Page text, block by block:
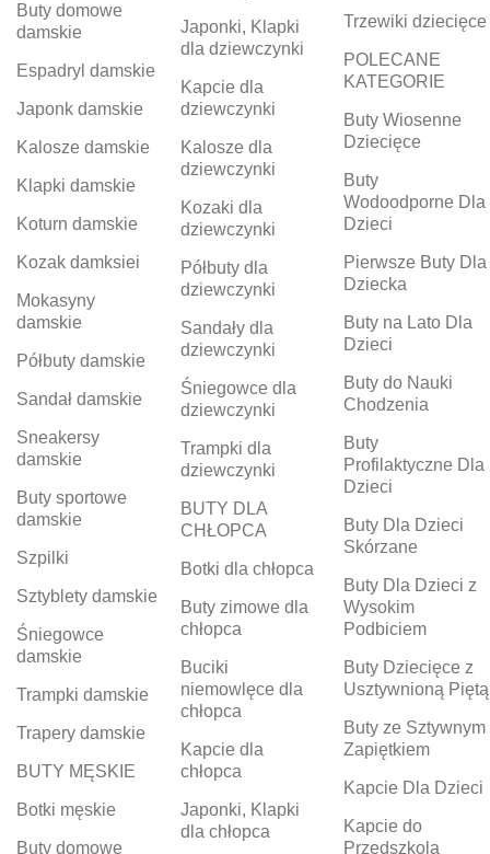
Buty domowe
damskie
Espadryl damskie
Japonk damskie
Kalosze damskie
Klapki damskie
Koturn damskie
Kozak damksiei
Mokasyny
damskie
Półbuty damskie
Sandał damskie
Sneakersy
damskie
Buty sportowe
damskie
Szpilki
Sztyblety damskie
Śniegowce
damskie
Trampki damskie
Trapery damskie
BUTY MĘSKIE
Botki męskie
Buty domowe
Japonki, Klapki
dla dziewczynki
Kapcie dla
dziewczynki
Kalosze dla
dziewczynki
Kozaki dla
dziewczynki
Półbuty dla
dziewczynki
Sandały dla
dziewczynki
Śniegowce dla
dziewczynki
Trampki dla
dziewczynki
BUTY DLA
CHŁOPCA
Botki dla chłopca
Buty zimowe dla
chłopca
Buciki
niemowlęce dla
chłopca
Kapcie dla
chłopca
Japonki, Klapki
dla chłopca
Trzewiki dziecięce
POLECANE
KATEGORIE
Buty Wiosenne
Dziecięce
Buty
Wodoodporne Dla
Dzieci
Pierwsze Buty Dla
Dziecka
Buty na Lato Dla
Dzieci
Buty do Nauki
Chodzenia
Buty
Profilaktyczne Dla
Dzieci
Buty Dla Dzieci
Skórzane
Buty Dla Dzieci z
Wysokim
Podbiciem
Buty Dziecięce z
Usztywnioną Piętą
Buty ze Sztywnym
Zapiętkiem
Kapcie Dla Dzieci
Kapcie do
Przedszkola